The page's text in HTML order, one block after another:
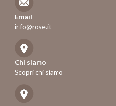
Email
info@rose.it
Chi siamo
Scopri chi siamo